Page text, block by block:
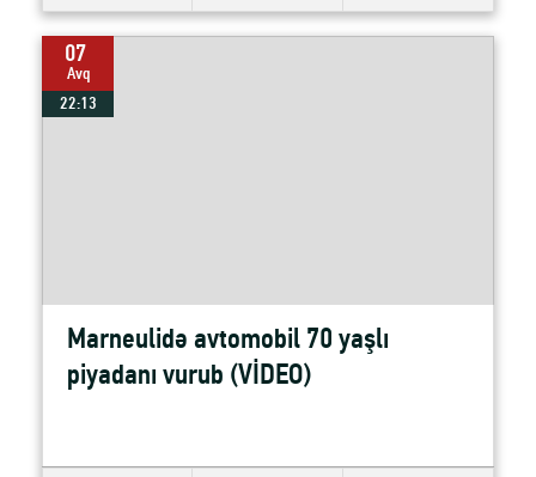
07
Avq
22:13
Marneulidə avtomobil 70 yaşlı
piyadanı vurub (VİDEO)